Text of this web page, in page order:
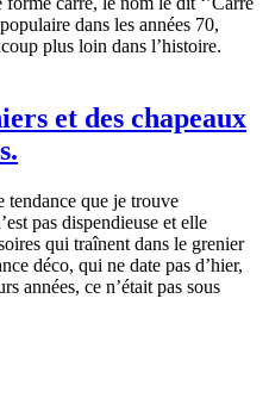
dans les années 70,
plus loin dans l’histoire.
et des chapeaux
tendance que je trouve
pas dispendieuse et elle
qui traînent dans le grenier
déco, qui ne date pas d’hier,
années, ce n’était pas sous